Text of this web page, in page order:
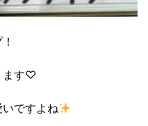
ます♡
いですよね